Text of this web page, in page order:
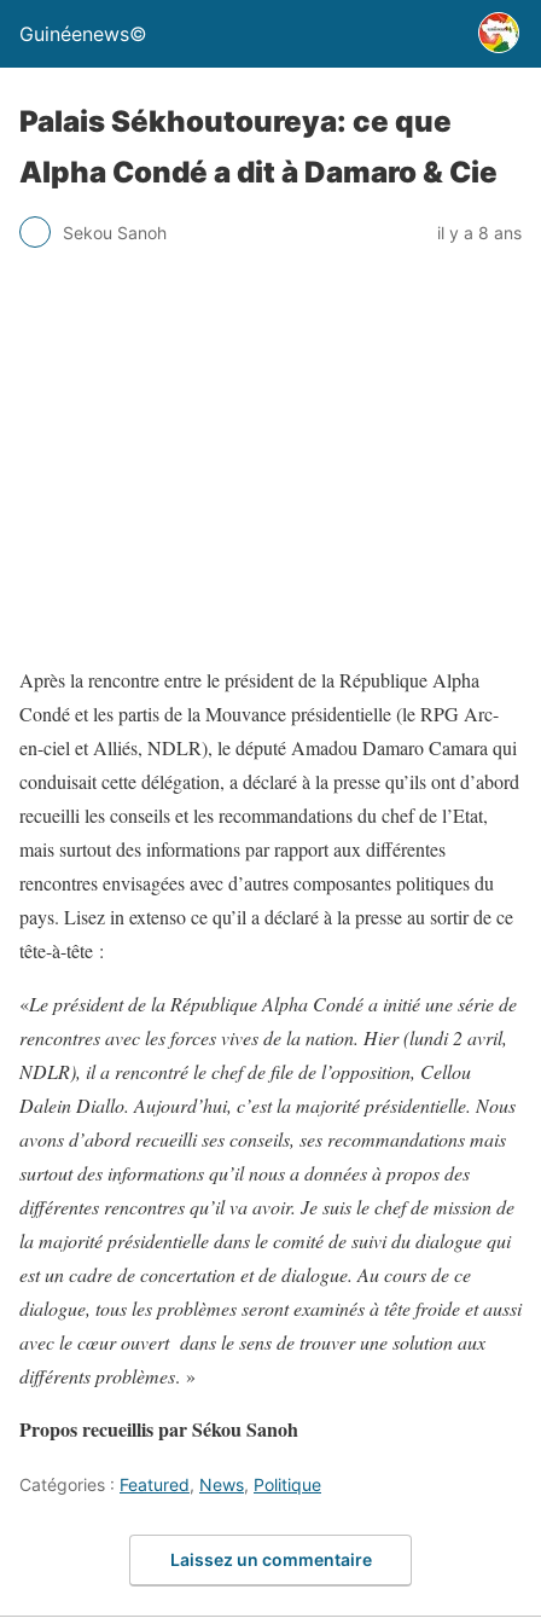
Guinéenews©
Palais Sékhoutoureya: ce que
Alpha Condé a dit à Damaro & Cie
Sekou Sanoh il y a 8 ans
Après la rencontre entre le président de la République Alpha
Condé et les partis de la Mouvance présidentielle (le RPG Arc-
en-ciel et Alliés, NDLR), le député Amadou Damaro Camara qui
conduisait cette délégation, a déclaré à la presse qu’ils ont d’abord
recueilli les conseils et les recommandations du chef de l’Etat,
mais surtout des informations par rapport aux différentes
rencontres envisagées avec d’autres composantes politiques du
pays. Lisez in extenso ce qu’il a déclaré à la presse au sortir de ce
tête-à-tête :
«Le président de la République Alpha Condé a initié une série de
rencontres avec les forces vives de la nation. Hier (lundi 2 avril,
NDLR), il a rencontré le chef de file de l’opposition, Cellou
Dalein Diallo. Aujourd’hui, c’est la majorité présidentielle. Nous
avons d’abord recueilli ses conseils, ses recommandations mais
surtout des informations qu’il nous a données à propos des
différentes rencontres qu’il va avoir. Je suis le chef de mission de
la majorité présidentielle dans le comité de suivi du dialogue qui
est un cadre de concertation et de dialogue. Au cours de ce
dialogue, tous les problèmes seront examinés à tête froide et aussi
avec le cœur ouvert dans le sens de trouver une solution aux
différents problèmes. »
Propos recueillis par Sékou Sanoh
Catégories : Featured, News, Politique
Laissez un commentaire